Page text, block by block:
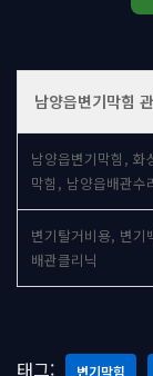
남양읍변기막힘
남양읍변기막힘, 화
막힘, 남양읍배관수
변기탈거비용, 변기
배관클리닉
태그: 변기막힘